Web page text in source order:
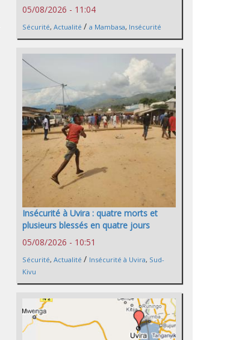
05/08/2026 - 11:04
Sécurité, Actualité / a Mambasa, Insécurité
Insécurité à Uvira : quatre morts et
plusieurs blessés en quatre jours
05/08/2026 - 10:51
Sécurité, Actualité / Insécurité à Uvira, Sud-
Kivu